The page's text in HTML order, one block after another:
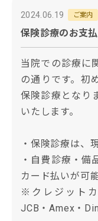
2024.06.19 ご案内
保険診療のお支
当院での診療に
の通りです。初
保険診療となり
いたします。
・保険診療は、
・自費診療・備
カード払いが可能
※クレジットカ
JCB・Amex・